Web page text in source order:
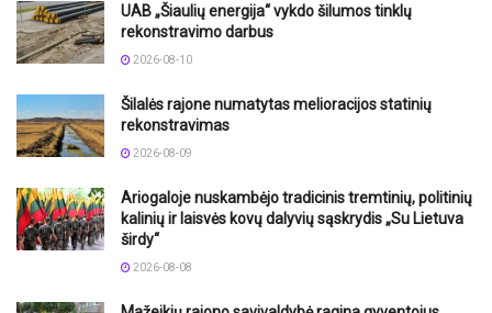
UAB „Šiaulių energija“ vykdo šilumos tinklų
rekonstravimo darbus
2026-08-10
Šilalės rajone numatytas melioracijos statinių
rekonstravimas
2026-08-09
Ariogaloje nuskambėjo tradicinis tremtinių, politinių
kalinių ir laisvės kovų dalyvių sąskrydis „Su Lietuva
širdy“
2026-08-08